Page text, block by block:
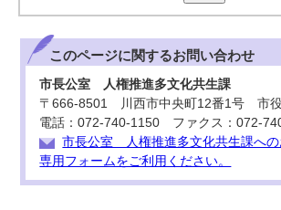
このページに関するお問い合わせ
市長公室 人権推進多文化共生課
〒666-8501 川西市中央町12番1号 市
電話：072-740-1150 ファクス：072-
市長公室 人権推進多文化共生課への
専用フォームをご利用ください。